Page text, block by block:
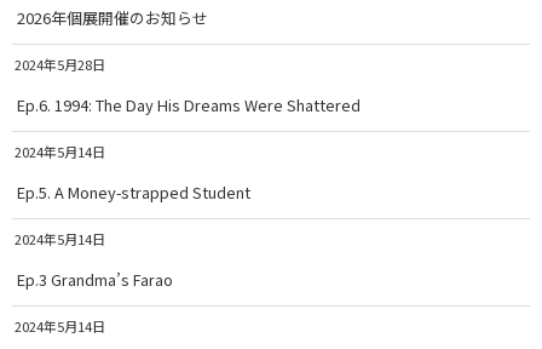
2026年個展開催のお知らせ
2024年5月28日
Ep.6. 1994: The Day His Dreams Were Shattered
2024年5月14日
Ep.5. A Money-strapped Student
2024年5月14日
Ep.3 Grandma’s Farao
2024年5月14日